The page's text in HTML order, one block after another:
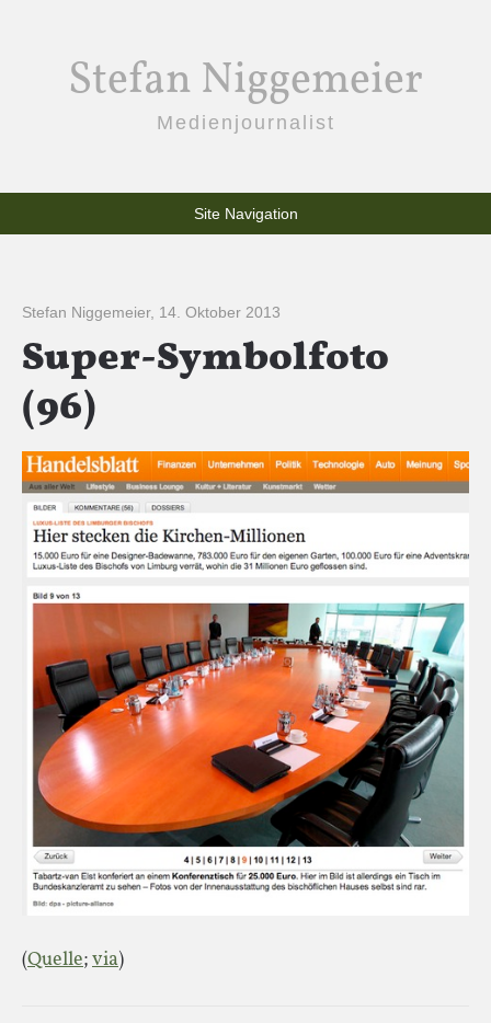
Stefan Niggemeier
Medienjournalist
Site Navigation
Stefan Niggemeier, 14. Oktober 2013
Super-Symbolfoto
(96)
(Quelle;via)